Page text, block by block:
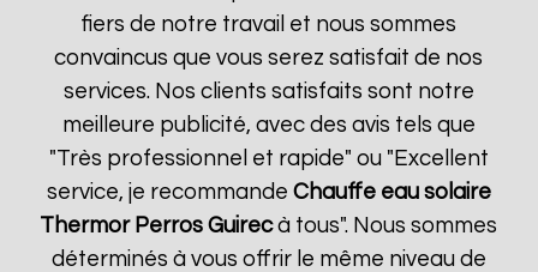
fiers de notre travail et nous sommes
convaincus que vous serez satisfait de nos
services. Nos clients satisfaits sont notre
meilleure publicité, avec des avis tels que
"Très professionnel et rapide" ou "Excellent
service, je recommande Chauffe eau solaire
Thermor Perros Guirecà tous". Nous sommes
déterminés à vous offrir le même niveau de